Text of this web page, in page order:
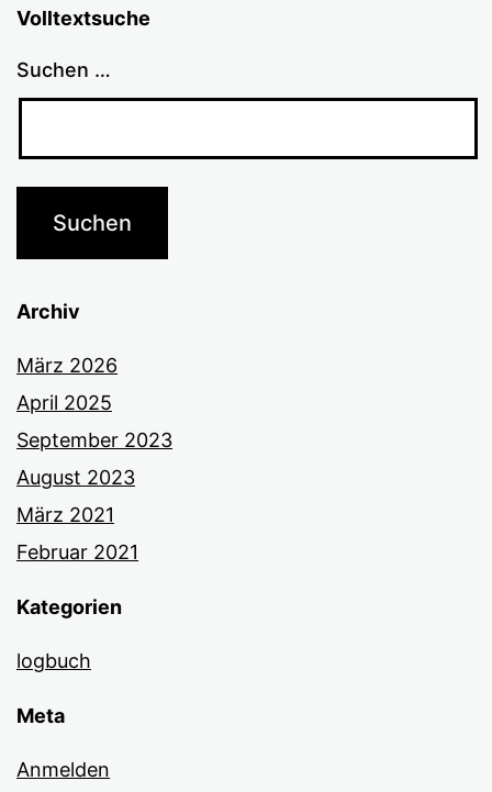
Volltextsuche
Suchen …
Archiv
März 2026
April 2025
September 2023
August 2023
März 2021
Februar 2021
Kategorien
logbuch
Meta
Anmelden